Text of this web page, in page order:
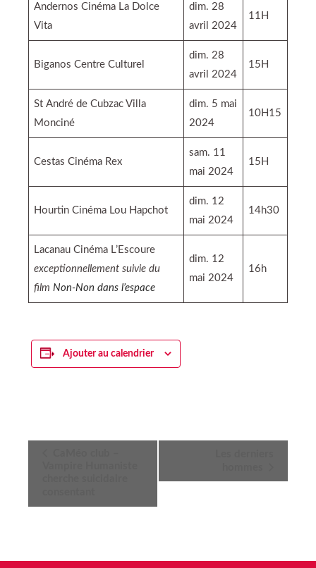
Andernos Cinéma La Dolce
Vita
dim. 28
avril 2024
11H
Biganos Centre Culturel
dim. 28
avril 2024
15H
St André de Cubzac Villa
Monciné
dim. 5 mai
2024
10H15
Cestas Cinéma Rex
sam. 11
mai 2024
15H
Hourtin Cinéma Lou Hapchot
dim. 12
mai 2024
14h30
Lacanau Cinéma L’Escoure
exceptionnellement suivie du
film Non-Non dans l’espace
dim. 12
mai 2024
16h
Ajouter au calendrier